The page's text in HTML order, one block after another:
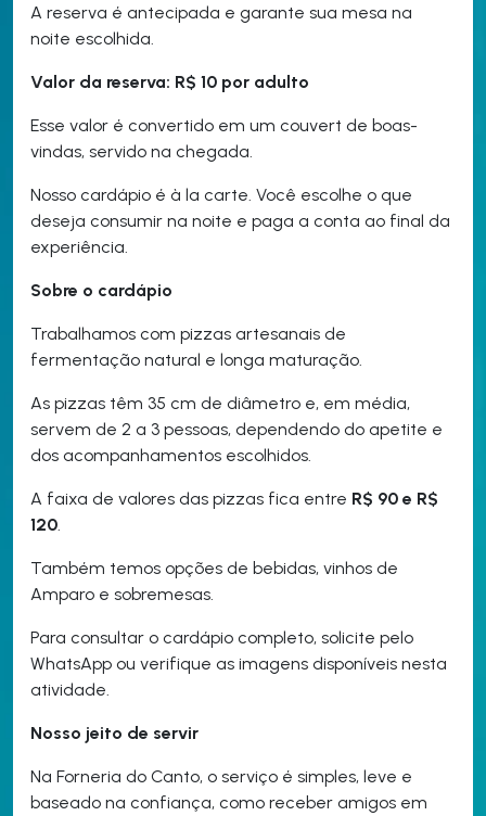
A reserva é antecipada e garante sua mesa na
noite escolhida.
Valor da reserva: R$ 10 por adulto
Esse valor é convertido em um couvert de boas-
vindas, servido na chegada.
Nosso cardápio é à la carte. Você escolhe o que
deseja consumir na noite e paga a conta ao final da
experiência.
Sobre o cardápio
Trabalhamos com pizzas artesanais de
fermentação natural e longa maturação.
As pizzas têm 35 cm de diâmetro e, em média,
servem de 2 a 3 pessoas, dependendo do apetite e
dos acompanhamentos escolhidos.
A faixa de valores das pizzas fica entre R$ 90 e R$
120
Também temos opções de bebidas, vinhos de
Amparo e sobremesas.
Para consultar o cardápio completo, solicite pelo
WhatsApp ou verifique as imagens disponíveis nesta
atividade.
Nosso jeito de servir
Na Forneria do Canto, o serviço é simples, leve e
baseado na confiança, como receber amigos em